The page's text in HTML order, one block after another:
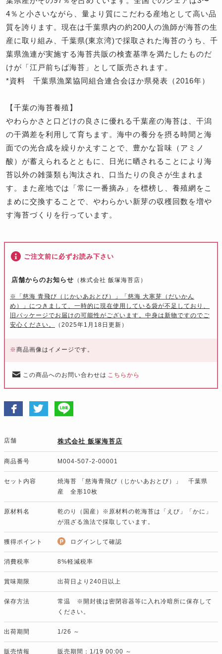
4％と小さいながら、量より質にこだわる産地として高い品
質を誇ります。現在は千葉県内の約200人の漁師が海苔の生
産に取り組み、千葉県(東京湾)で採取された海苔のうち、千
葉県漁連が実施する海苔共販の検査基準を満たしたものだ
けが「江戸前ちば海苔」として販売されます。
*資料 千葉県漁業協同組合連合会ほか県発表（2016年）
【千葉の海苔養殖】
やわらかさと口どけの良さに優れる千葉産の海苔は、干潟
の干満差を利用して育ちます。海中の養分を摂る時間と海
面での光合成を繰りかえすことで、豊かな旨味（アミノ
酸）が蓄えられるとともに、日光に晒されることにより海
苔以外の雑藻類も淘汰され、口当たりの良さが生まれま
す。また産地では「常に一番摘み」を標榜し、養殖網をこ
まめに交換することで、やわらかい新芽の収穫回数を増や
す海苔づくりを行っています。
ご注文前に必ずお読み下さい
店舗からのお知らせ （株式会社 飯塚海苔店）
※「慈海 青飛び（じかいあおとび）」「慈海 大寒芽（だいかん
め）」につきまして、一時的に現在使用している袋が不足しており、
旧パッケージでお届けの可能性がございます。中身は新物ですのでご
安心ください。
（2025年1月18日更新）
※商品画像はイメージです。
この商品へのお問い合わせは こちらから
店舗 株式会社 飯塚海苔店
商品番号 M004-507-2-00001
セット内容
焼海苔 「慈海青飛び（じかいあおとび）」 千葉県
産 全形10枚
原材料名
乾のり（国産）※原材料の乾海苔は「えび」「かに」
が混ざる漁法で採取しています。
獲得ポイント ログインして確認
消費税率 8%軽減税率
賞味期限 出荷日より240日以上
保存方法
常温 ※開封後は密閉容器等に入れ冷暗所に保存して
ください。
出荷期間 1/26 ～
販売情報 販売期間：1/19 00:00 ～